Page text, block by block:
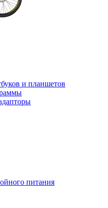
и планшетов
питания